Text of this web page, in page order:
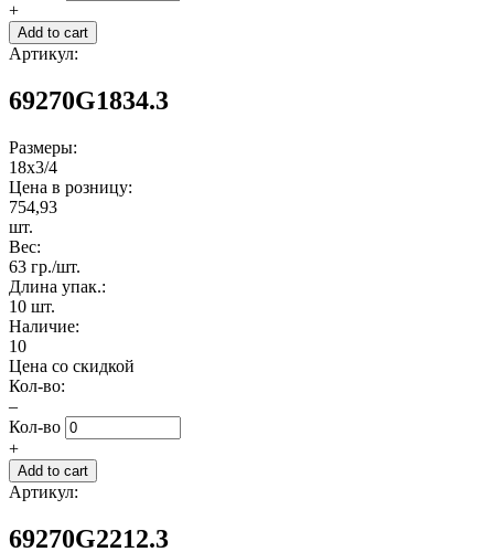
+
Артикул:
69270G1834.3
Размеры:
18x3/4
Цена в розницу:
754,93
шт.
Вес:
63 гр./шт.
Длина упак.:
10 шт.
Наличие:
10
Цена со скидкой
Кол-во:
–
Кол-во
+
Артикул:
69270G2212.3